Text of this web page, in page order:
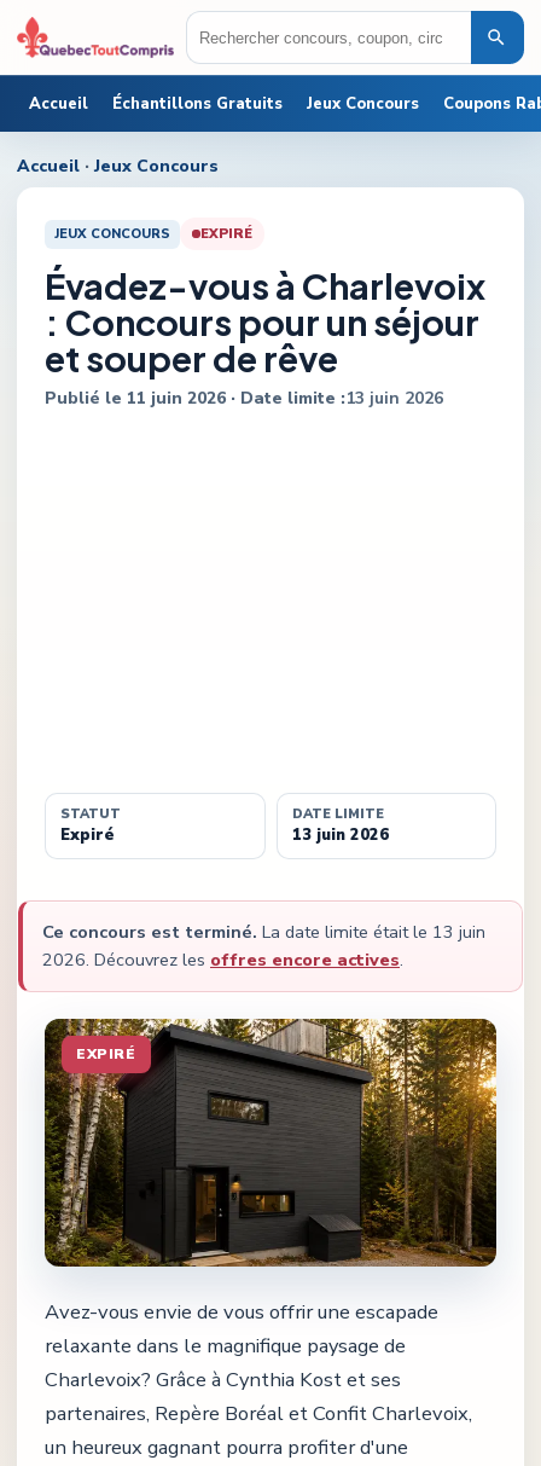
Accueil Échantillons Gratuits Jeux Concours Coupons
Accueil · Jeux Concours
JEUX CONCOURS EXPIRÉ
Évadez-vous à Charlevoix
: Concours pour un séjour
et souper de rêve
Publié le 11 juin 2026 · Date limite :13 juin 2026
STATUT
Expiré
DATE LIMITE
13 juin 2026
Ce concours est terminé. La date limite était le 13 juin
2026. Découvrez les offres encore actives.
EXPIRÉ
Avez-vous envie de vous offrir une escapade
relaxante dans le magnifique paysage de
Charlevoix? Grâce à Cynthia Kost et ses
partenaires, Repère Boréal et Confit Charlevoix,
un heureux gagnant pourra profiter d'une